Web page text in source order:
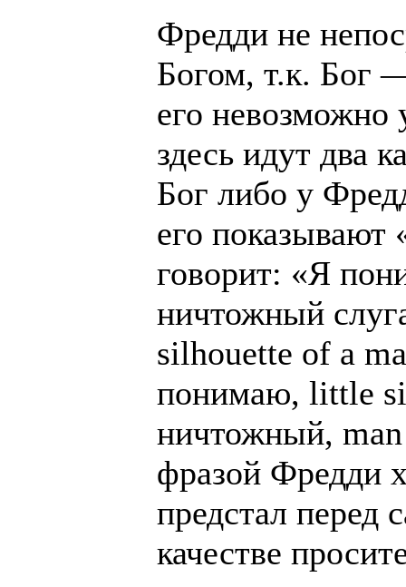
Фредди не
Богом, т.к. Бог
его невозможно
здесь идут два
Бог либо у
его показывают
говорит: «Я
ничтожный
silhouette of a
понимаю, little
ничтожный,
фразой Фредди
предстал перед
качестве